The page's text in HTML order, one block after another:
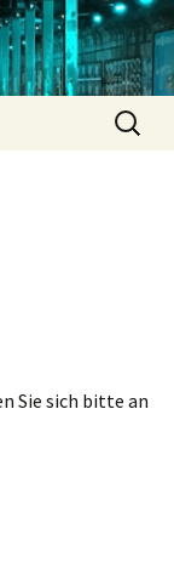
Suchen
nach:
Sie sich bitte an